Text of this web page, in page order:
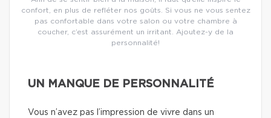
confort, en plus de refléter nos goûts. Si vous ne vous sentez
pas confortable dans votre salon ou votre chambre à
coucher, c’est assurément un irritant. Ajoutez-y de la
personnalité!
UN MANQUE DE PERSONNALITÉ
Vous n’avez pas l’impression de vivre dans un